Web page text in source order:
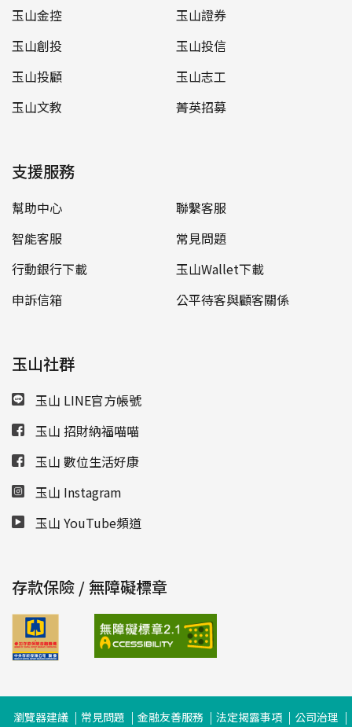
玉山金控
玉山證券
玉山創投
玉山投信
玉山投顧
玉山志工
玉山文教
菁英招募
支援服務
幫助中心
聯繫客服
智能客服
常見問題
行動銀行下載
玉山Wallet下載
申訴信箱
公平待客與顧客關係
玉山社群
玉山 LINE官方帳號
玉山 招財納福喵喵
玉山 數位生活好康
玉山 Instagram
玉山 YouTube頻道
存款保險 / 無障礙標章
瀏覽器建議 常見問題 金融友善服務 法定揭露事項 公司治理